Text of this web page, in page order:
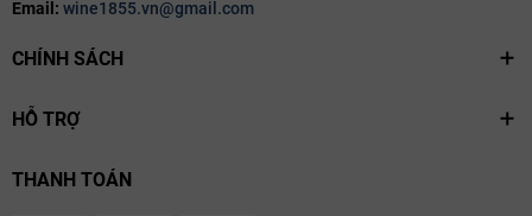
Email: wine1855.vn@gmail.com
CHÍNH SÁCH
HỖ TRỢ
THANH TOÁN